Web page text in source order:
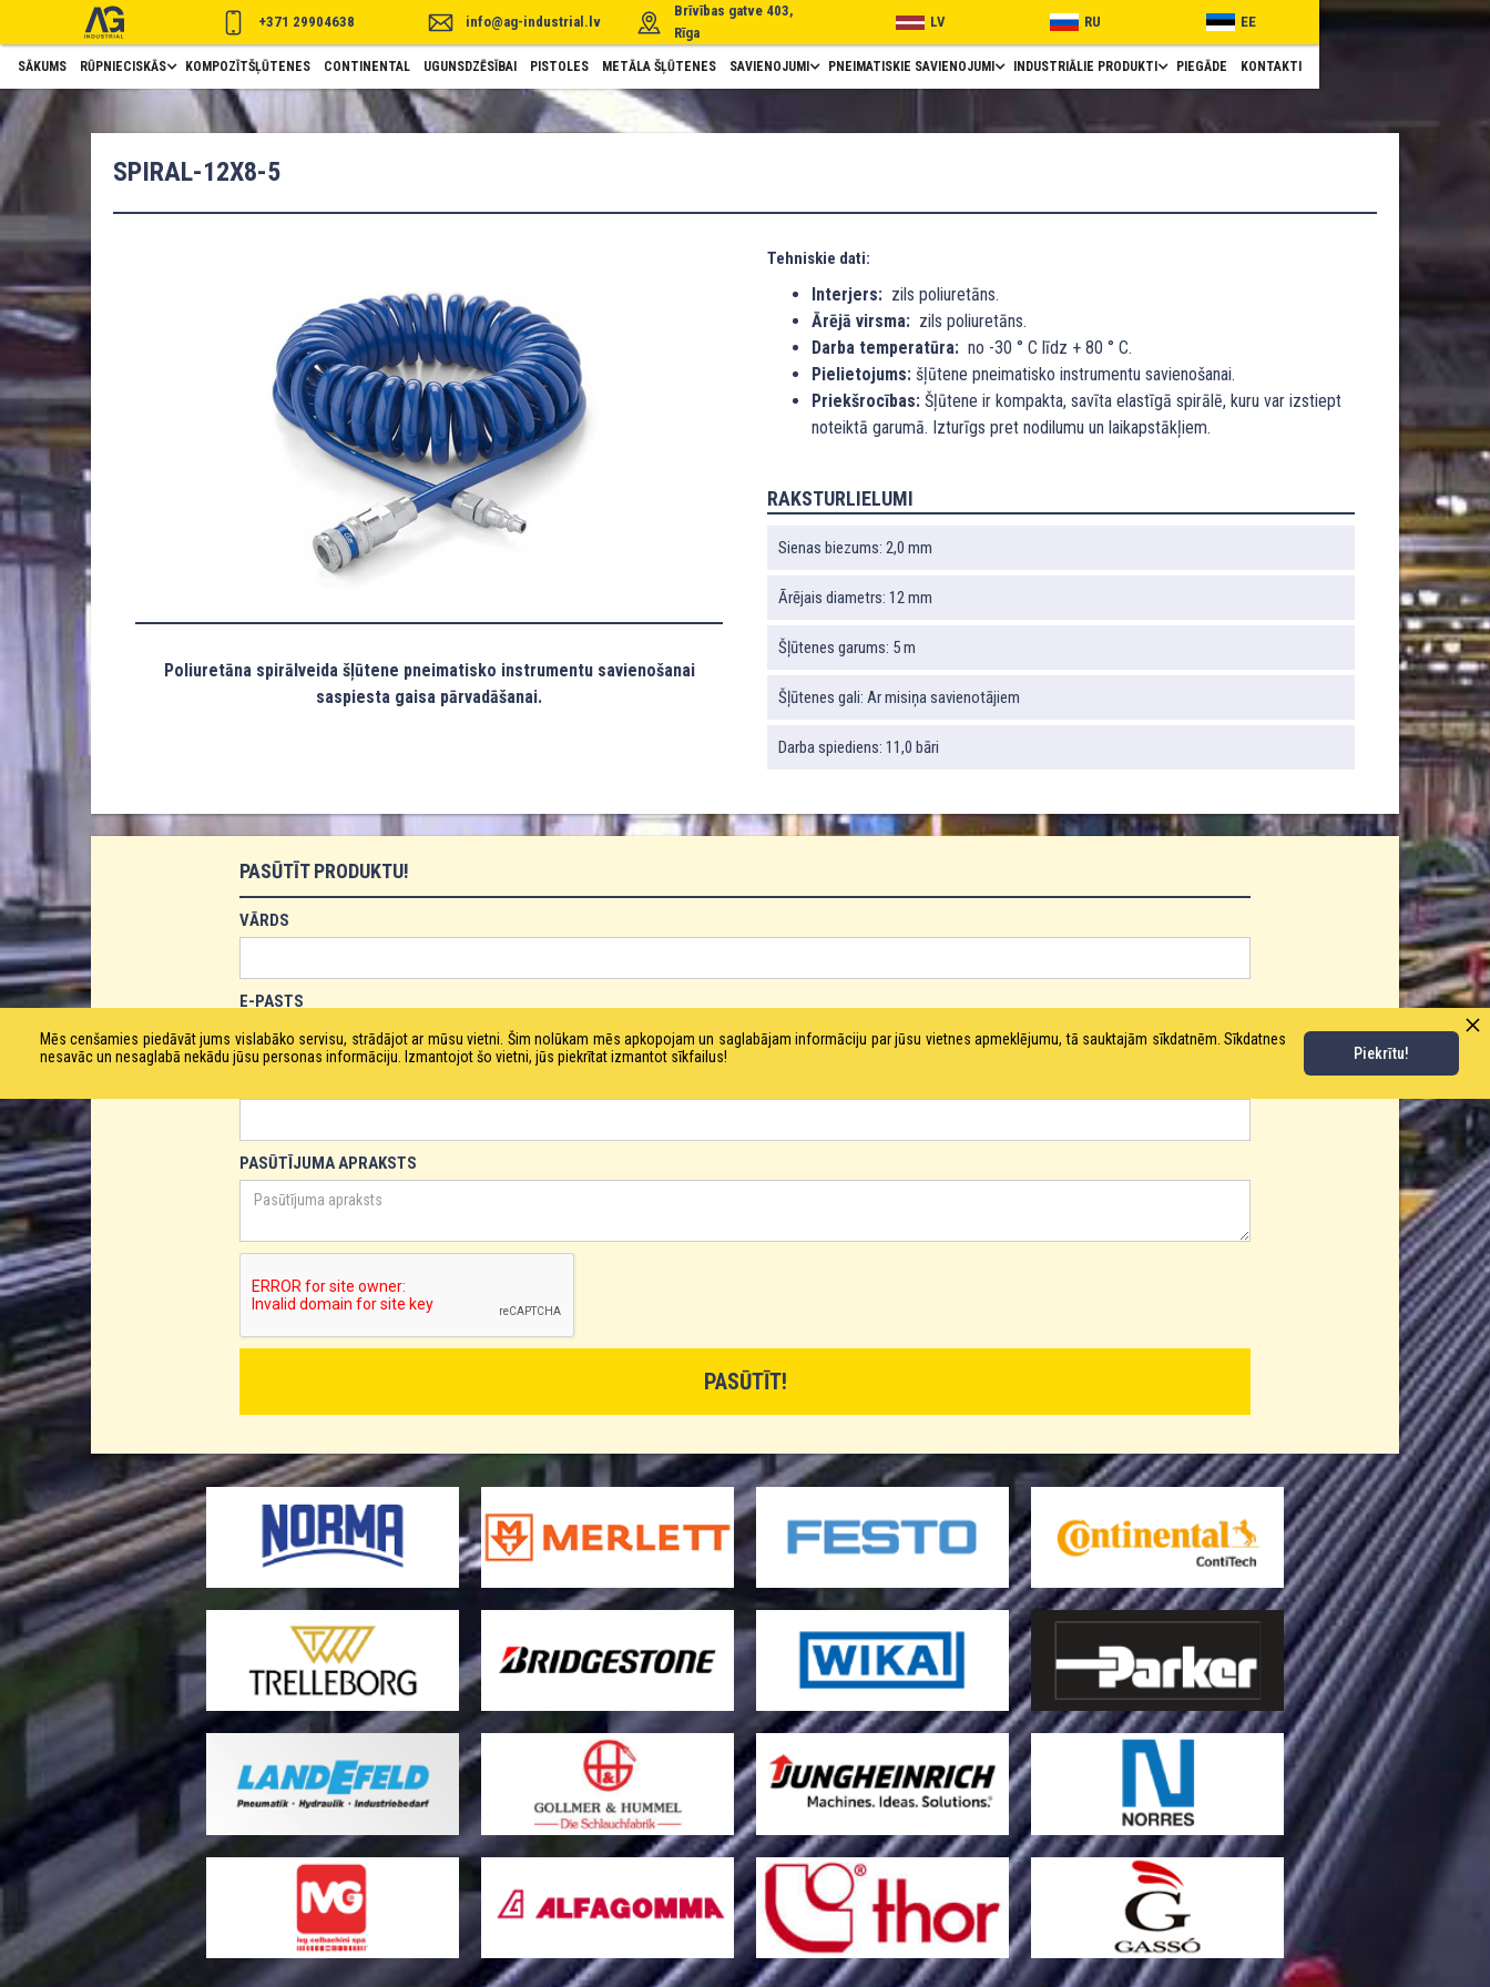
+371 29904638 info@ag-industrial.lv
Brīvības gatve 403,
Rīga
LV RU EE
SĀKUMS RŪPNIECISKĀS KOMPOZĪTŠĻŪTENES CONTINENTAL UGUNSDZĒSĪBAI PISTOLES METĀLA ŠĻŪTENES SAVIENOJUMI PNEIMATISKIE SAVIENOJUMI INDUSTRIĀLIE PRODUKTI PIEGĀDE KONTAKTI
SPIRAL-12X8-5
Poliuretāna spirālveida šļūtene pneimatisko instrumentu savienošanai
saspiesta gaisa pārvadāšanai.
Tehniskie dati:
Interjers: zils poliuretāns.
Ārējā virsma: zils poliuretāns.
Darba temperatūra: no -30 ° C līdz + 80 ° C.
Pielietojums: šļūtene pneimatisko instrumentu savienošanai.
Priekšrocības: Šļūtene ir kompakta, savīta elastīgā spirālē, kuru var izstiept
noteiktā garumā. Izturīgs pret nodilumu un laikapstākļiem.
RAKSTURLIELUMI
Sienas biezums: 2,0 mm
Ārējais diametrs: 12 mm
Šļūtenes garums: 5 m
Šļūtenes gali: Ar misiņa savienotājiem
Darba spiediens: 11,0 bāri
PASŪTĪT PRODUKTU!
VĀRDS
E-PASTS
PASŪTĪJUMA APRAKSTS
Mēs cenšamies piedāvāt jums vislabāko servisu, strādājot ar mūsu vietni. Šim nolūkam mēs apkopojam un saglabājam informāciju par jūsu vietnes apmeklējumu, tā sauktajām sīkdatnēm. Sīkdatnes
nesavāc un nesaglabā nekādu jūsu personas informāciju. Izmantojot šo vietni, jūs piekrītat izmantot sīkfailus!
Piekrītu!